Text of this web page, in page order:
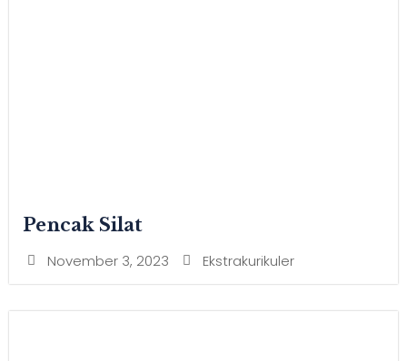
Pencak Silat
November 3, 2023 Ekstrakurikuler